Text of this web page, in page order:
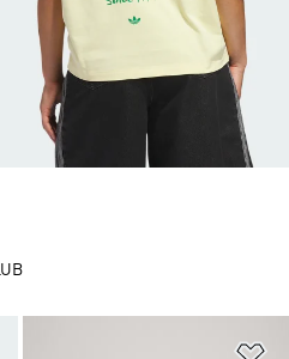
Adicionar à Lista de Desejos